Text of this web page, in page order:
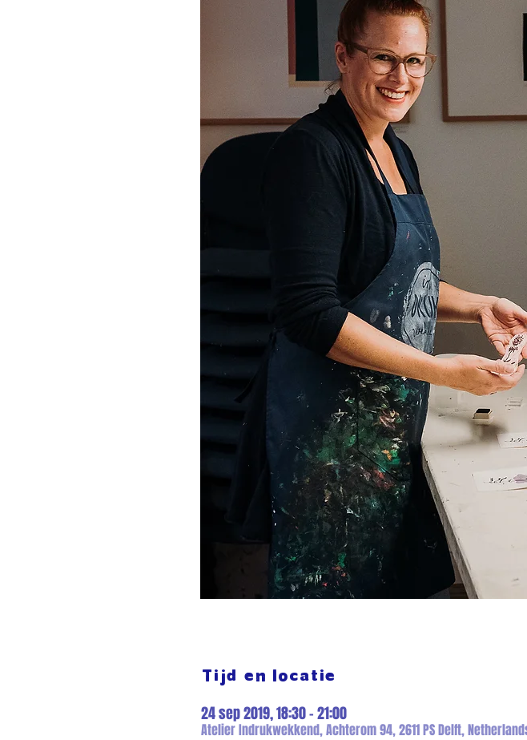
Tijd en locatie
24 sep 2019, 18:30 – 21:00
Atelier Indrukwekkend, Achterom 94, 2611 PS Delft,